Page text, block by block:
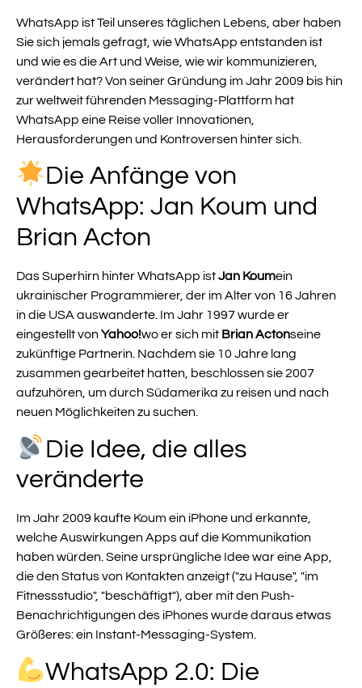
WhatsApp ist Teil unseres täglichen Lebens, aber haben
Sie sich jemals gefragt, wie WhatsApp entstanden ist
und wie es die Art und Weise, wie wir kommunizieren,
verändert hat? Von seiner Gründung im Jahr 2009 bis hin
zur weltweit führenden Messaging-Plattform hat
WhatsApp eine Reise voller Innovationen,
Herausforderungen und Kontroversen hinter sich.
Die Anfänge von
WhatsApp: Jan Koum und
Brian Acton
Das Superhirn hinter WhatsApp istJan Koumein
ukrainischer Programmierer, der im Alter von 16 Jahren
in die USA auswanderte. Im Jahr 1997 wurde er
eingestellt vonYahoo!wo er sich mit Brian Actonseine
zukünftige Partnerin. Nachdem sie 10 Jahre lang
zusammen gearbeitet hatten, beschlossen sie 2007
aufzuhören, um durch Südamerika zu reisen und nach
neuen Möglichkeiten zu suchen.
Die Idee, die alles
veränderte
Im Jahr 2009 kaufte Koum ein iPhone und erkannte,
welche Auswirkungen Apps auf die Kommunikation
haben würden. Seine ursprüngliche Idee war eine App,
die den Status von Kontakten anzeigt ("zu Hause", "im
Fitnessstudio", "beschäftigt"), aber mit den Push-
Benachrichtigungen des iPhones wurde daraus etwas
Größeres: ein Instant-Messaging-System.
WhatsApp 2.0: Die